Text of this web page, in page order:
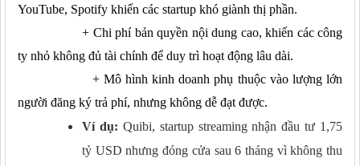
YouTube, Spotify khiến các startup khó giành thị phần.
+ Chi phí bản quyền nội dung cao, khiến các công
ty nhỏ không đủ tài chính để duy trì hoạt động lâu dài.
+ Mô hình kinh doanh phụ thuộc vào lượng lớn
người đăng ký trả phí, nhưng không dễ đạt được.
Ví dụ: Quibi, startup streaming nhận đầu tư 1,75
tỷ USD nhưng đóng cửa sau 6 tháng vì không thu